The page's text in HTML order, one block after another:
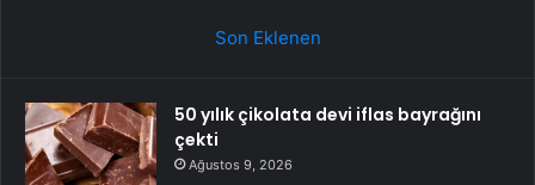
Son Eklenen
50 yılık çikolata devi iflas bayrağını
çekti
Ağustos 9, 2026